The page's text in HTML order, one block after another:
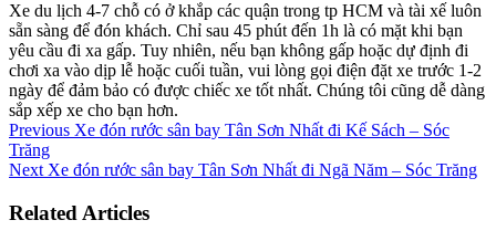
Xe du lịch 4-7 chỗ có ở khắp các quận trong tp HCM và tài xế luôn
sẵn sàng để đón khách. Chỉ sau 45 phút đến 1h là có mặt khi bạn
yêu cầu đi xa gấp. Tuy nhiên, nếu bạn không gấp hoặc dự định đi
chơi xa vào dịp lễ hoặc cuối tuần, vui lòng gọi điện đặt xe trước 1-2
ngày để đảm bảo có được chiếc xe tốt nhất. Chúng tôi cũng dễ dàng
sắp xếp xe cho bạn hơn.
Previous Xe đón rước sân bay Tân Sơn Nhất đi Kế Sách – Sóc
Trăng
Next Xe đón rước sân bay Tân Sơn Nhất đi Ngã Năm – Sóc Trăng
Related Articles